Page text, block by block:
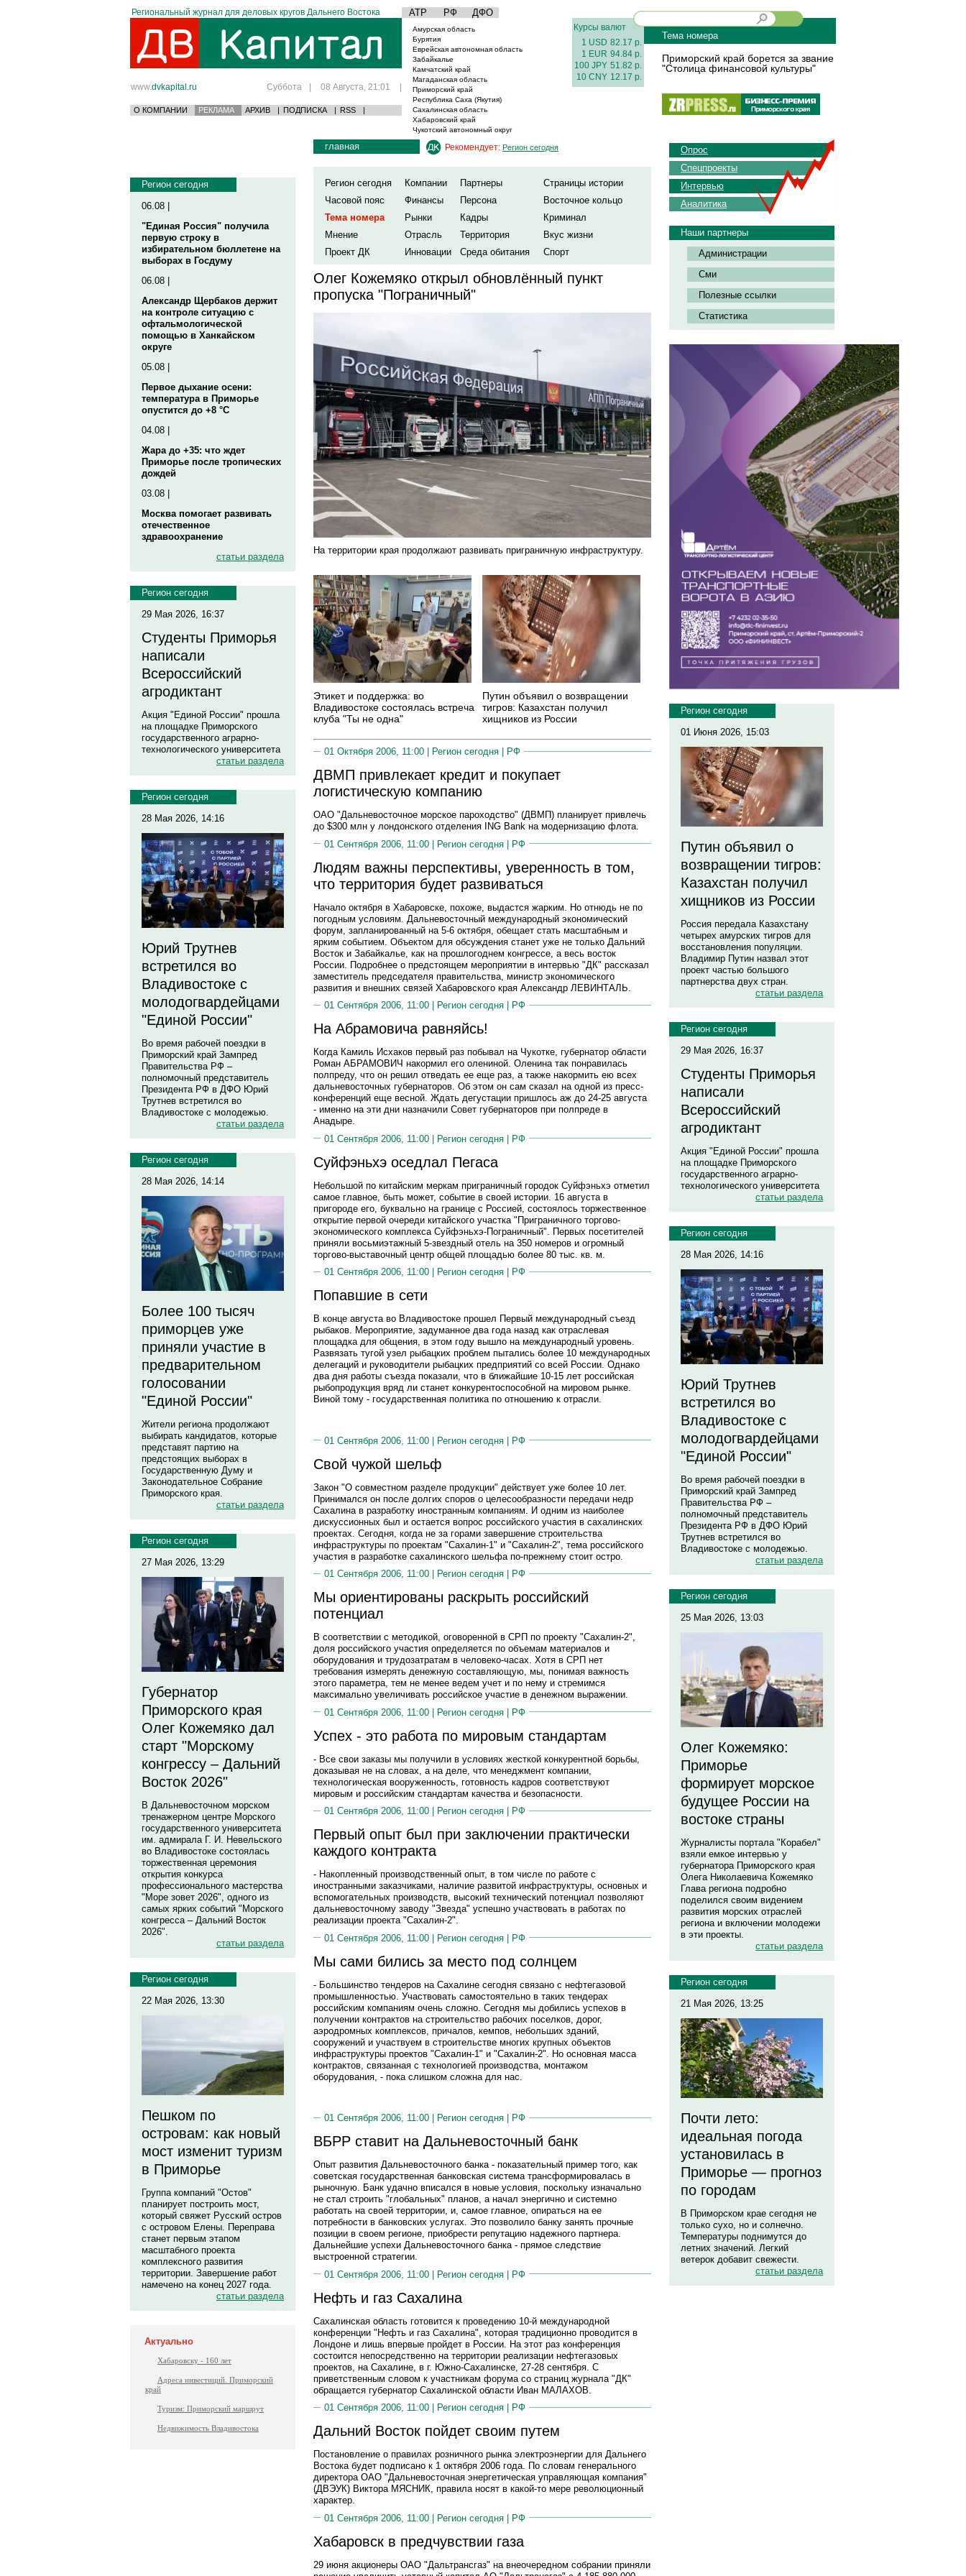
Региональный журнал для деловых кругов Дальнего Востока АТР РФ ДФО
www.dvkapital.ru Суббота | 08 Августа, 21:01 |
О КОМПАНИИ РЕКЛАМА АРХИВ | ПОДПИСКА | RSS |
Амурская область
Бурятия
Еврейская автономная область
Забайкалье
Камчатский край
Магаданская область
Приморский край
Республика Саха (Якутия)
Сахалинская область
Хабаровский край
Чукотский автономный округ
Курсы валют
1 USD 82.17 р.
1 EUR 94.84 р.
100 JPY 51.82 р.
10 CNY 12.17 р.
Тема номера
Приморский край борется за звание
"Столица финансовой культуры"
Регион сегодня
06.08 |
"Единая Россия" получила
первую строку в
избирательном бюллетене на
выборах в Госдуму
06.08 |
Александр Щербаков держит
на контроле ситуацию с
офтальмологической
помощью в Ханкайском
округе
05.08 |
Первое дыхание осени:
температура в Приморье
опустится до +8 °C
04.08 |
Жара до +35: что ждет
Приморье после тропических
дождей
03.08 |
Москва помогает развивать
отечественное
здравоохранение
статьи раздела
Регион сегодня
29 Мая 2026, 16:37
Студенты Приморья
написали
Всероссийский
агродиктант
Акция "Единой России" прошла
на площадке Приморского
государственного аграрно-
технологического университета
статьи раздела
Регион сегодня
28 Мая 2026, 14:16
Юрий Трутнев
встретился во
Владивостоке с
молодогвардейцами
"Единой России"
Во время рабочей поездки в
Приморский край Зампред
Правительства РФ –
полномочный представитель
Президента РФ в ДФО Юрий
Трутнев встретился во
Владивостоке с молодежью.
статьи раздела
Регион сегодня
28 Мая 2026, 14:14
Более 100 тысяч
приморцев уже
приняли участие в
предварительном
голосовании
"Единой России"
Жители региона продолжают
выбирать кандидатов, которые
представят партию на
предстоящих выборах в
Государственную Думу и
Законодательное Собрание
Приморского края.
статьи раздела
Регион сегодня
27 Мая 2026, 13:29
Губернатор
Приморского края
Олег Кожемяко дал
старт "Морскому
конгрессу – Дальний
Восток 2026"
В Дальневосточном морском
тренажерном центре Морского
государственного университета
им. адмирала Г. И. Невельского
во Владивостоке состоялась
торжественная церемония
открытия конкурса
профессионального мастерства
"Море зовет 2026", одного из
самых ярких событий "Морского
конгресса – Дальний Восток
2026".
статьи раздела
Регион сегодня
22 Мая 2026, 13:30
Пешком по
островам: как новый
мост изменит туризм
в Приморье
Группа компаний "Остов"
планирует построить мост,
который свяжет Русский остров
с островом Елены. Переправа
станет первым этапом
масштабного проекта
комплексного развития
территории. Завершение работ
намечено на конец 2027 года.
статьи раздела
Актуально
Хабаровску - 160 лет
Адреса инвестиций. Приморский
край
Туризм: Приморский маршрут
Недвижимость Владивостока
главная Рекомендует: Регион сегодня
Регион сегодня Компании Партнеры
Страницы истории
Часовой пояс
Финансы Персона
Восточное кольцо
Тема номера
Рынки Кадры
Криминал
Мнение
Отрасль Территория
Вкус жизни
Проект ДК
Инновации Среда обитания Спорт
Олег Кожемяко открыл обновлённый пункт
пропуска "Пограничный"
На территории края продолжают развивать приграничную инфраструктуру.
Этикет и поддержка: во
Владивостоке состоялась встреча
клуба "Ты не одна"
Путин объявил о возвращении
тигров: Казахстан получил
хищников из России
01 Октября 2006, 11:00 | Регион сегодня РФ
ДВМП привлекает кредит и покупает
логистическую компанию
ОАО "Дальневосточное морское пароходство" (ДВМП) планирует привлечь
до $300 млн у лондонского отделения ING Bank на модернизацию флота.
01 Сентября 2006, 11:00 | Регион сегодня | РФ
Людям важны перспективы, уверенность в том,
что территория будет развиваться
Начало октября в Хабаровске, похоже, выдастся жарким. Но отнюдь не по
погодным условиям. Дальневосточный международный экономический
форум, запланированный на 5-6 октября, обещает стать масштабным и
ярким событием. Объектом для обсуждения станет уже не только Дальний
Восток и Забайкалье, как на прошлогоднем конгрессе, а весь восток
России. Подробнее о предстоящем мероприятии в интервью "ДК" рассказал
заместитель председателя правительства, министр экономического
развития и внешних связей Хабаровского края Александр ЛЕВИНТАЛЬ.
01 Сентября 2006, 11:00 |
Регион сегодня РФ
На Абрамовича равняйсь!
Когда Камиль Исхаков первый раз побывал на Чукотке, губернатор области
Роман АБРАМОВИЧ накормил его олениной. Оленина так понравилась
полпреду, что он решил отведать ее еще раз, а также накормить ею всех
дальневосточных губернаторов. Об этом он сам сказал на одной из пресс-
конференций еще весной. Ждать дегустации пришлось аж до 24-25 августа
- именно на эти дни назначили Совет губернаторов при полпреде в
Анадыре.
01 Сентября 2006, 11:00 | Регион сегодня | РФ
Суйфэньхэ оседлал Пегаса
Небольшой по китайским меркам приграничный городок Суйфэньхэ отметил
самое главное, быть может, событие в своей истории. 16 августа в
пригороде его, буквально на границе с Россией, состоялось торжественное
открытие первой очереди китайского участка "Приграничного торгово-
экономического комплекса Суйфэньхэ-Пограничный". Первых посетителей
приняли восьмиэтажный 5-звездный отель на 350 номеров и огромный
торгово-выставочный центр общей площадью более 80 тыс. кв. м.
01 Сентября 2006, 11:00 |
Регион сегодня РФ
Попавшие в сети
В конце августа во Владивостоке прошел Первый международный съезд
рыбаков. Мероприятие, задуманное два года назад как отраслевая
площадка для общения, в этом году вышло на международный уровень.
Развязать тугой узел рыбацких проблем пытались более 10 международных
делегаций и руководители рыбацких предприятий со всей России. Однако
два дня работы съезда показали, что в ближайшие 10-15 лет российская
рыбопродукция вряд ли станет конкурентоспособной на мировом рынке.
Виной тому - государственная политика по отношению к отрасли.
01 Сентября 2006, 11:00 | Регион сегодня | РФ
Свой чужой шельф
Закон "О совместном разделе продукции" действует уже более 10 лет.
Принимался он после долгих споров о целесообразности передачи недр
Сахалина в разработку иностранным компаниям. И одним из наиболее
дискуссионных был и остается вопрос российского участия в сахалинских
проектах. Сегодня, когда не за горами завершение строительства
инфраструктуры по проектам "Сахалин-1" и "Сахалин-2", тема российского
участия в разработке сахалинского шельфа по-прежнему стоит остро.
01 Сентября 2006, 11:00 |
Регион сегодня РФ
Мы ориентированы раскрыть российский
потенциал
В соответствии с методикой, оговоренной в СРП по проекту "Сахалин-2",
доля российского участия определяется по объемам материалов и
оборудования и трудозатратам в человеко-часах. Хотя в СРП нет
требования измерять денежную составляющую, мы, понимая важность
этого параметра, тем не менее ведем учет и по нему и стремимся
максимально увеличивать российское участие в денежном выражении.
01 Сентября 2006, 11:00 | Регион сегодня | РФ
Успех - это работа по мировым стандартам
- Все свои заказы мы получили в условиях жесткой конкурентной борьбы,
доказывая не на словах, а на деле, что менеджмент компании,
технологическая вооруженность, готовность кадров соответствуют
мировым и российским стандартам качества и безопасности.
01 Сентября 2006, 11:00 |
Регион сегодня РФ
Первый опыт был при заключении практически
каждого контракта
- Накопленный производственный опыт, в том числе по работе с
иностранными заказчиками, наличие развитой инфраструктуры, основных и
вспомогательных производств, высокий технический потенциал позволяют
дальневосточному заводу "Звезда" успешно участвовать в работах по
реализации проекта "Сахалин-2".
01 Сентября 2006, 11:00 | Регион сегодня | РФ
Мы сами бились за место под солнцем
- Большинство тендеров на Сахалине сегодня связано с нефтегазовой
промышленностью. Участвовать самостоятельно в таких тендерах
российским компаниям очень сложно. Сегодня мы добились успехов в
получении контрактов на строительство рабочих поселков, дорог,
аэродромных комплексов, причалов, кемпов, небольших зданий,
сооружений и участвуем в строительстве многих крупных объектов
инфраструктуры проектов "Сахалин-1" и "Сахалин-2". Но основная масса
контрактов, связанная с технологией производства, монтажом
оборудования, - пока слишком сложна для нас.
01 Сентября 2006, 11:00 | Регион сегодня РФ
ВБРР ставит на Дальневосточный банк
Опыт развития Дальневосточного банка - показательный пример того, как
советская государственная банковская система трансформировалась в
рыночную. Банк удачно вписался в новые условия, поскольку изначально
не стал строить "глобальных" планов, а начал энергично и системно
работать на своей территории, и, самое главное, опираться на ее
потребности в банковских услугах. Это позволило банку занять прочные
позиции в своем регионе, приобрести репутацию надежного партнера.
Дальнейшие успехи Дальневосточного банка - прямое следствие
выстроенной стратегии.
01 Сентября 2006, 11:00 | Регион сегодня | РФ
Нефть и газ Сахалина
Сахалинская область готовится к проведению 10-й международной
конференции "Нефть и газ Сахалина", которая традиционно проводится в
Лондоне и лишь впервые пройдет в России. На этот раз конференция
состоится непосредственно на территории реализации нефтегазовых
проектов, на Сахалине, в г. Южно-Сахалинске, 27-28 сентября. С
приветственным словом к участникам форума со страниц журнала "ДК"
обращается губернатор Сахалинской области Иван МАЛАХОВ.
01 Сентября 2006, 11:00 |
Регион сегодня РФ
Дальний Восток пойдет своим путем
Постановление о правилах розничного рынка электроэнергии для Дальнего
Востока будет подписано к 1 октября 2006 года. По словам генерального
директора ОАО "Дальневосточная энергетическая управляющая компания"
(ДВЭУК) Виктора МЯСНИК, правила носят в какой-то мере революционный
характер.
01 Сентября 2006, 11:00 | Регион сегодня | РФ
Хабаровск в предчувствии газа
29 июня акционеры ОАО "Дальтрансгаз" на внеочередном собрании приняли
Опрос
Спецпроекты
Интервью
Аналитика
Наши партнеры
Администрации
Сми
Полезные ссылки
Статистика
Регион сегодня
01 Июня 2026, 15:03
Путин объявил о
возвращении тигров:
Казахстан получил
хищников из России
Россия передала Казахстану
четырех амурских тигров для
восстановления популяции.
Владимир Путин назвал этот
проект частью большого
партнерства двух стран.
статьи раздела
Регион сегодня
29 Мая 2026, 16:37
Студенты Приморья
написали
Всероссийский
агродиктант
Акция "Единой России" прошла
на площадке Приморского
государственного аграрно-
технологического университета
статьи раздела
Регион сегодня
28 Мая 2026, 14:16
Юрий Трутнев
встретился во
Владивостоке с
молодогвардейцами
"Единой России"
Во время рабочей поездки в
Приморский край Зампред
Правительства РФ –
полномочный представитель
Президента РФ в ДФО Юрий
Трутнев встретился во
Владивостоке с молодежью.
статьи раздела
Регион сегодня
25 Мая 2026, 13:03
Олег Кожемяко:
Приморье
формирует морское
будущее России на
востоке страны
Журналисты портала "Корабел"
взяли емкое интервью у
губернатора Приморского края
Олега Николаевича Кожемяко
Глава региона подробно
поделился своим видением
развития морских отраслей
региона и включении молодежи
в эти проекты.
статьи раздела
Регион сегодня
21 Мая 2026, 13:25
Почти лето:
идеальная погода
установилась в
Приморье — прогноз
по городам
В Приморском крае сегодня не
только сухо, но и солнечно.
Температуры поднимутся до
летних значений. Легкий
ветерок добавит свежести.
статьи раздела